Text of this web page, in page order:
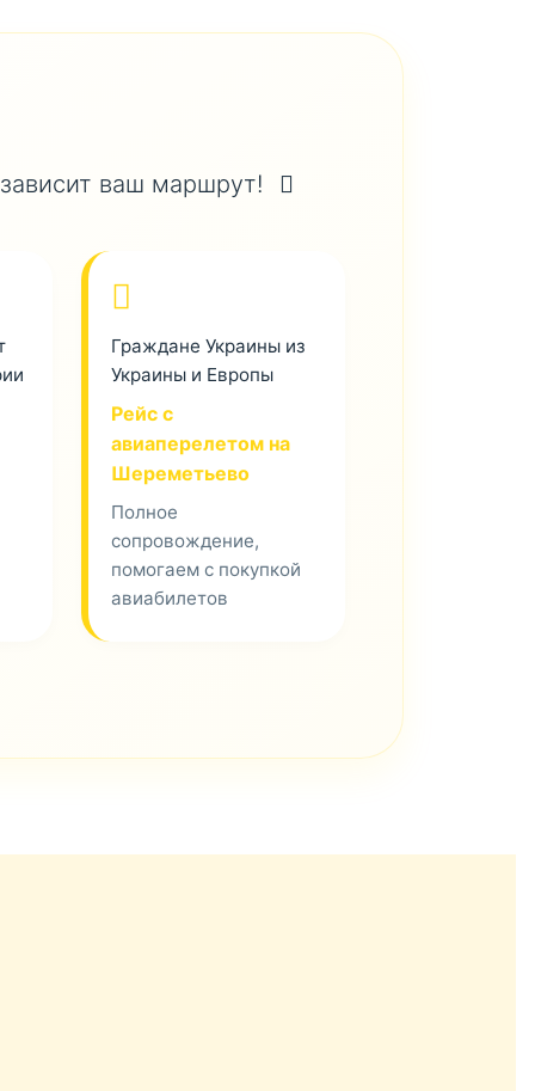
ваш маршрут!
Граждане Украины из
Украины и Европы
Рейс с
авиаперелетом на
Шереметьево
Полное
сопровождение,
помогаем с покупкой
авиабилетов